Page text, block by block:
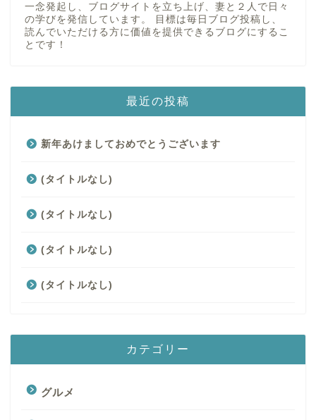
一念発起し、ブログサイトを立ち上げ、妻と２人で日々
の学びを発信しています。 目標は毎日ブログ投稿し、
読んでいただける方に価値を提供できるブログにするこ
とです！
最近の投稿
新年あけましておめでとうございます
(タイトルなし)
(タイトルなし)
(タイトルなし)
(タイトルなし)
カテゴリー
グルメ